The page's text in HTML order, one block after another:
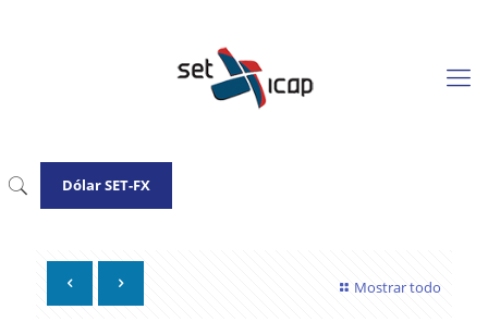
Dólar SET-FX
Mostrar todo